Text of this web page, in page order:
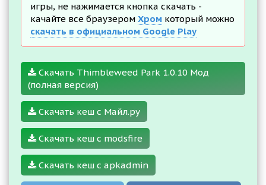
игры, не нажимается кнопка скачать -
качайте все браузером Хром который можно
скачать в официальном Google Play
Скачать Thimbleweed Park 1.0.10 Мод
(полная версия)
Скачать кеш с Майл.ру
Скачать кеш с modsfire
Скачать кеш с apkadmin